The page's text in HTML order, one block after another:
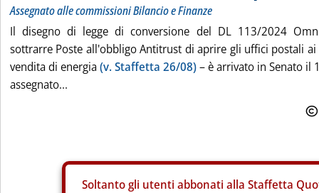
Assegnato alle commissioni Bilancio e Finanze
Il disegno di legge di conversione del DL 113/2024
sottrarre Poste all'obbligo Antitrust di aprire gli uffici postali
vendita di energia(v. Staffetta 26/08)– è arrivato in Senato il
assegnato...
Soltanto gli utenti abbonati alla Staffetta